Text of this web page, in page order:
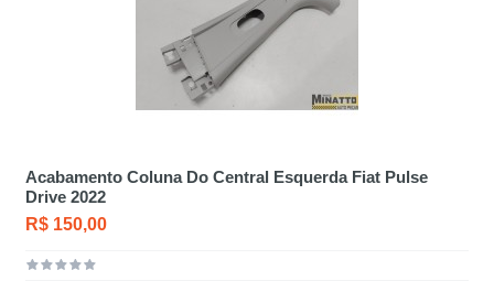
Acabamento Coluna Do Central Esquerda Fiat Pulse
Drive 2022
R$ 150,00